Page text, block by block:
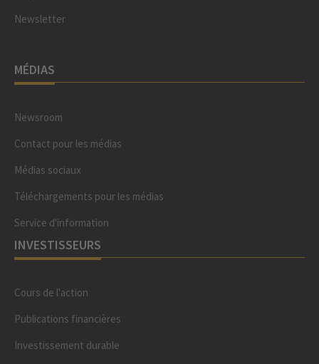
Newsletter
MÉDIAS
Newsroom
Contact pour les médias
Médias sociaux
Téléchargements pour les médias
Service d'information
INVESTISSEURS
Cours de l'action
Publications financières
Investissement durable